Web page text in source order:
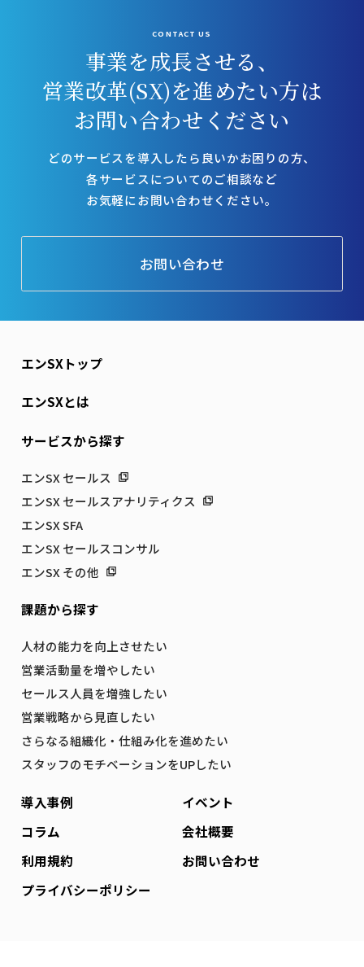
CONTACT US
事業を成長させる、
営業改革(SX)を進めたい方は
お問い合わせください
どのサービスを導入したら良いかお困りの方、
各サービスについてのご相談など
お気軽にお問い合わせください。
お問い合わせ
エンSXトップ
エンSXとは
サービスから探す
エンSX セールス
エンSX セールスアナリティクス
エンSX SFA
エンSX セールスコンサル
エンSX その他
課題から探す
人材の能力を向上させたい
営業活動量を増やしたい
セールス人員を増強したい
営業戦略から見直したい
さらなる組織化・仕組み化を進めたい
スタッフのモチベーションをUPしたい
導入事例
イベント
コラム
会社概要
利用規約
お問い合わせ
プライバシーポリシー